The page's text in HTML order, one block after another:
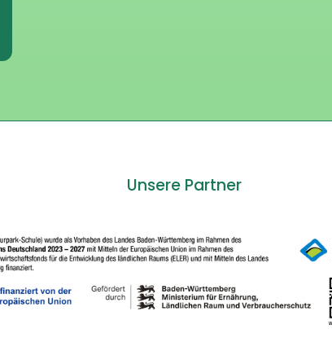
Unsere Partner